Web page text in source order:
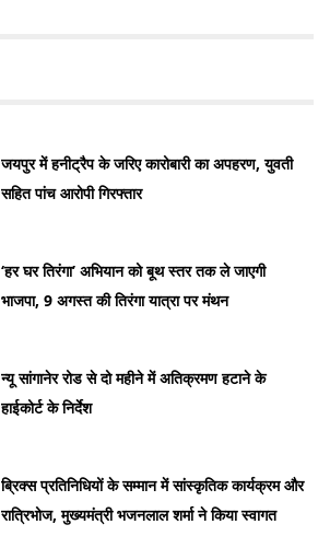
जयपुर में हनीट्रैप के जरिए कारोबारी का अपहरण, युवती
सहित पांच आरोपी गिरफ्तार
‘हर घर तिरंगा’ अभियान को बूथ स्तर तक ले जाएगी
भाजपा, 9 अगस्त की तिरंगा यात्रा पर मंथन
न्यू सांगानेर रोड से दो महीने में अतिक्रमण हटाने के
हाईकोर्ट के निर्देश
ब्रिक्स प्रतिनिधियों के सम्मान में सांस्कृतिक कार्यक्रम और
रात्रिभोज, मुख्यमंत्री भजनलाल शर्मा ने किया स्वागत